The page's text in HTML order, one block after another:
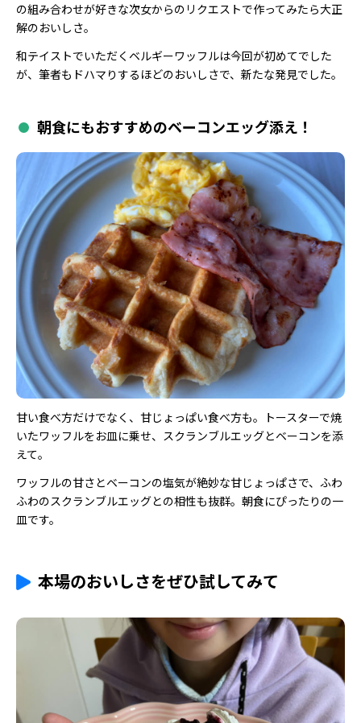
の組み合わせが好きな次女からのリクエストで作ってみたら大正
解のおいしさ。
和テイストでいただくベルギーワッフルは今回が初めてでした
が、筆者もドハマりするほどのおいしさで、新たな発見でした。
朝食にもおすすめのベーコンエッグ添え！
甘い食べ方だけでなく、甘じょっぱい食べ方も。トースターで焼
いたワッフルをお皿に乗せ、スクランブルエッグとベーコンを添
えて。
ワッフルの甘さとベーコンの塩気が絶妙な甘じょっぱさで、ふわ
ふわのスクランブルエッグとの相性も抜群。朝食にぴったりの一
皿です。
本場のおいしさをぜひ試してみて